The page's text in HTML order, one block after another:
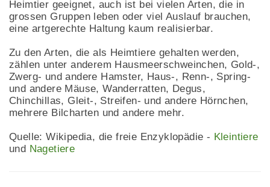
Heimtier geeignet, auch ist bei vielen Arten, die in
grossen Gruppen leben oder viel Auslauf brauchen,
eine artgerechte Haltung kaum realisierbar.
Zu den Arten, die als Heimtiere gehalten werden,
zählen unter anderem Hausmeerschweinchen, Gold-,
Zwerg- und andere Hamster, Haus-, Renn-, Spring-
und andere Mäuse, Wanderratten, Degus,
Chinchillas, Gleit-, Streifen- und andere Hörnchen,
mehrere Bilcharten und andere mehr.
Quelle: Wikipedia, die freie Enzyklopädie - Kleintiere
und Nagetiere